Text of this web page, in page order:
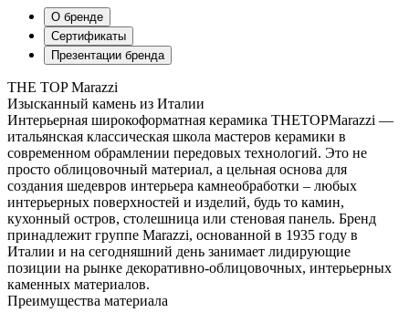
О бренде
Сертификаты
Презентации бренда
THE TOP Marazzi
Изысканный камень из Италии
Интерьерная широкоформатная керамика THETOPMarazzi —
итальянская классическая школа мастеров керамики в
современном обрамлении передовых технологий. Это не
просто облицовочный материал, а цельная основа для
создания шедевров интерьера камнеобработки – любых
интерьерных поверхностей и изделий, будь то камин,
кухонный остров, столешница или стеновая панель. Бренд
принадлежит группе Marazzi, основанной в 1935 году в
Италии и на сегодняшний день занимает лидирующие
позиции на рынке декоративно-облицовочных, интерьерных
каменных материалов.
Преимущества материала